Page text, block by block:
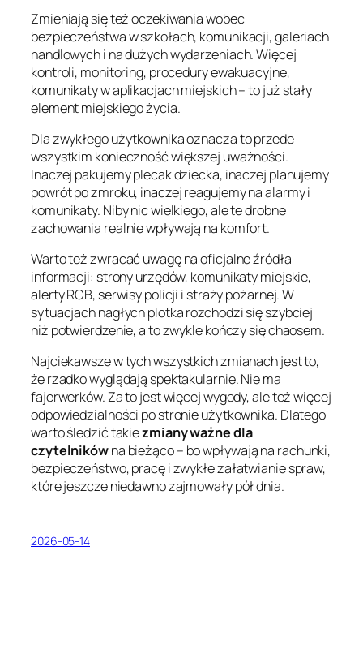
Zmieniają się też oczekiwania wobec
bezpieczeństwa w szkołach, komunikacji, galeriach
handlowych i na dużych wydarzeniach. Więcej
kontroli, monitoring, procedury ewakuacyjne,
komunikaty w aplikacjach miejskich – to już stały
element miejskiego życia.
Dla zwykłego użytkownika oznacza to przede
wszystkim konieczność większej uważności.
Inaczej pakujemy plecak dziecka, inaczej planujemy
powrót po zmroku, inaczej reagujemy na alarmy i
komunikaty. Niby nic wielkiego, ale te drobne
zachowania realnie wpływają na komfort.
Warto też zwracać uwagę na oficjalne źródła
informacji: strony urzędów, komunikaty miejskie,
alerty RCB, serwisy policji i straży pożarnej. W
sytuacjach nagłych plotka rozchodzi się szybciej
niż potwierdzenie, a to zwykle kończy się chaosem.
Najciekawsze w tych wszystkich zmianach jest to,
że rzadko wyglądają spektakularnie. Nie ma
fajerwerków. Za to jest więcej wygody, ale też więcej
odpowiedzialności po stronie użytkownika. Dlatego
warto śledzić takiezmiany ważne dla
czytelnikówna bieżąco – bo wpływają na rachunki,
bezpieczeństwo, pracę i zwykłe załatwianie spraw,
które jeszcze niedawno zajmowały pół dnia.
2026-05-14